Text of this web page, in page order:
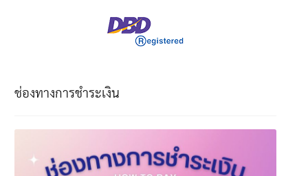
ช่องทางการชำระเงิน